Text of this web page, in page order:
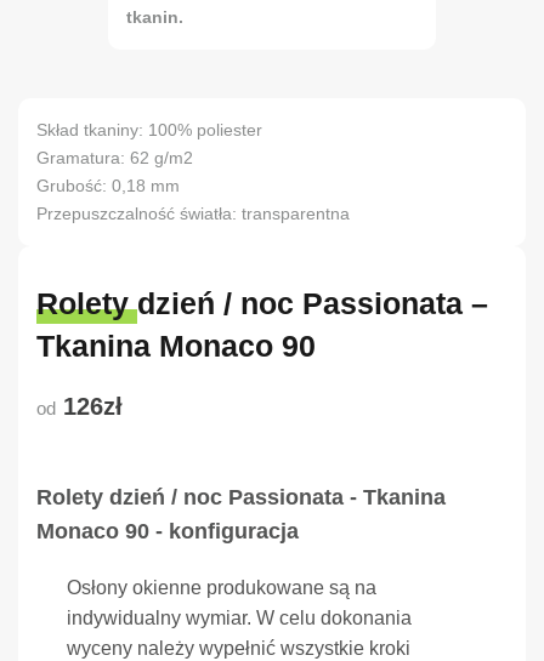
tkanin.
Skład tkaniny: 100% poliester
Gramatura: 62 g/m2
Grubość: 0,18 mm
Przepuszczalność światła: transparentna
Rolety dzień / noc Passionata –
Tkanina Monaco 90
od 126zł
Rolety dzień / noc Passionata - Tkanina
Monaco 90 - konfiguracja
Osłony okienne produkowane są na
indywidualny wymiar. W celu dokonania
wyceny należy wypełnić wszystkie kroki